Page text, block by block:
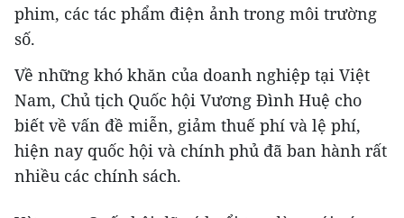
phim, các tác phẩm điện ảnh trong môi trường
số.
Về những khó khăn của doanh nghiệp tại Việt
Nam, Chủ tịch Quốc hội Vương Đình Huệ cho
biết về vấn đề miễn, giảm thuế phí và lệ phí,
hiện nay quốc hội và chính phủ đã ban hành rất
nhiều các chính sách.